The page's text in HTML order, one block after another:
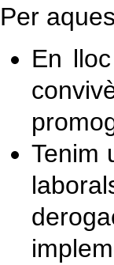
Per
En
Tenim